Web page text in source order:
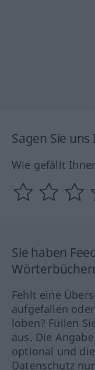
Sagen Sie
Wie gefällt
Sie haben
Fehlt eine
aufgefallen
loben? Füllen
aus. Die
optional und
Datenschutz